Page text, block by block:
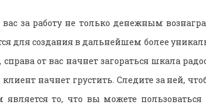
за работу не только денежным
для создания в дальнейшем более
от вас начнет загораться шкала
начнет грустить. Следите за ней,
то, что вы можете